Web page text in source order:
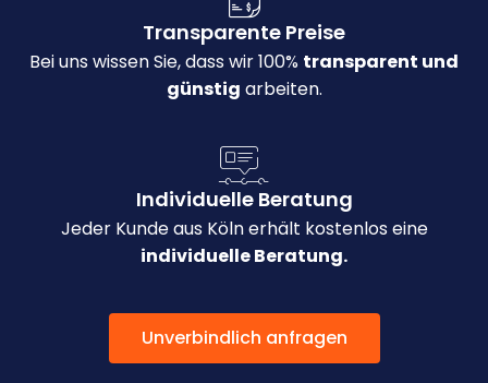
Transparente Preise
Bei uns wissen Sie, dass wir 100% transparent und
günstig arbeiten.
Individuelle Beratung
Jeder Kunde aus Köln erhält kostenlos eine
individuelle Beratung.
Unverbindlich anfragen